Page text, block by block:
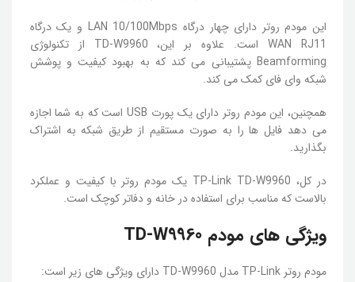
این مودم روتر دارای چهار درگاه LAN 10/100Mbps و یک درگاه
WAN RJ11 است. علاوه بر این، TD-W9960 از تکنولوژی
Beamforming پشتیبانی می کند که به بهبود کیفیت و پوشش
شبکه وای فای کمک می کند.
همچنین، این مودم روتر دارای یک پورت USB است که به شما اجازه
می دهد فایل ها را به صورت مستقیم از طریق شبکه به اشتراک
بگذارید.
در کل، TP-Link TD-W9960 یک مودم روتر با کیفیت و عملکرد
بالاست که مناسب برای استفاده در خانه و دفاتر کوچک است.
ویژگی های مودم TD-W9960
مودم روتر TP-Link مدل TD-W9960 دارای ویژگی های زیر است: